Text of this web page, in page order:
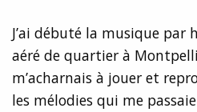
J’ai débuté la musique par
aéré de quartier à
m’acharnais à jouer et
les mélodies qui me